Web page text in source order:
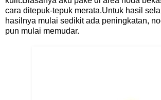
cara ditepuk-tepuk merata.Untuk hasil
hasilnya mulai sedikit ada peningkatan,
pun mulai memudar.